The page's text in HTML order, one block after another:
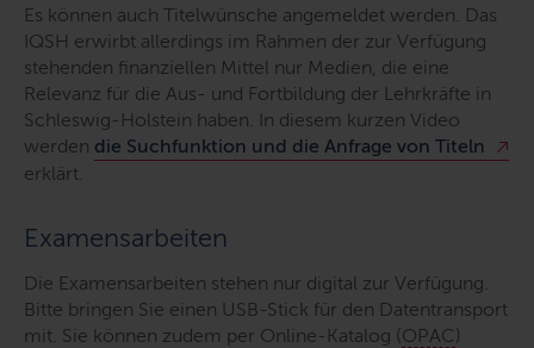
Es können auch Titelwünsche angemeldet werden. Das
IQSH erwirbt allerdings im Rahmen der zur Verfügung
stehenden finanziellen Mittel nur Medien, die eine
Relevanz für die Aus- und Fortbildung der Lehrkräfte in
Schleswig-Holstein haben. In diesem kurzen Video
werden die Suchfunktion und die Anfrage von Titeln
erklärt.
Examensarbeiten
Die Examensarbeiten stehen nur digital zur Verfügung.
Bitte bringen Sie einen USB-Stick für den Datentransport
mit. Sie können zudem per Online-Katalog (OPAC)